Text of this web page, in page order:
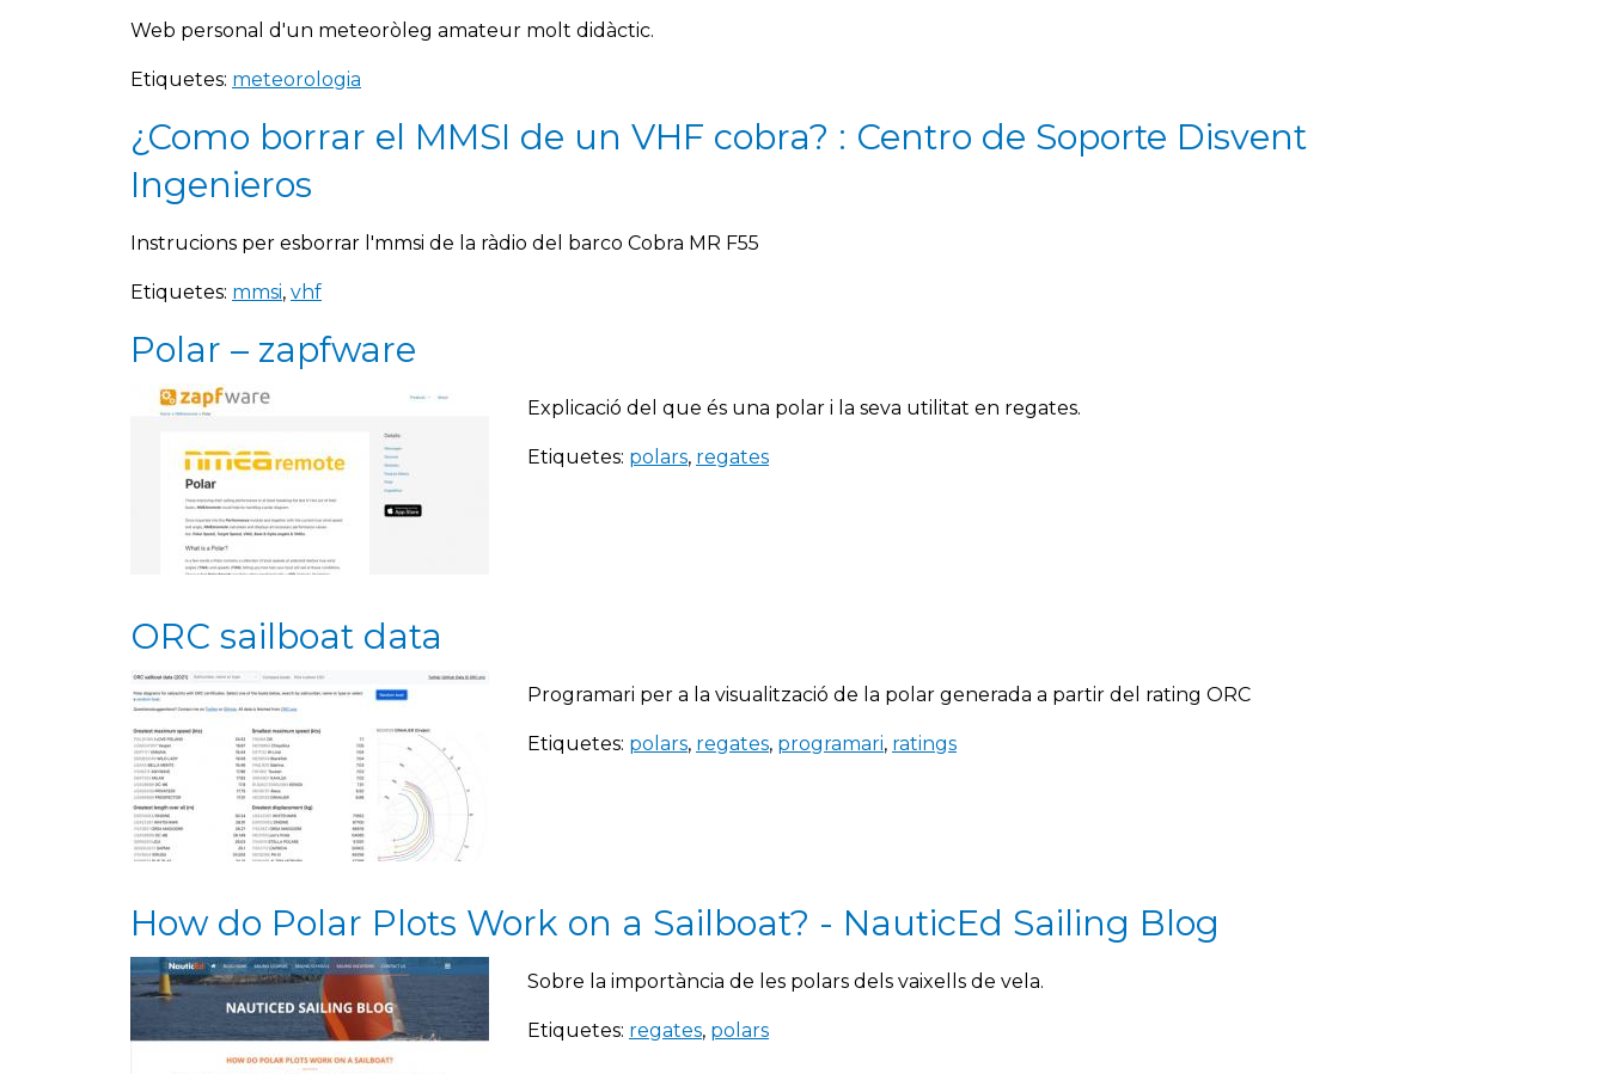
Web personal d'un meteoròleg amateur molt didàctic.
Etiquetes: meteorologia
¿Como borrar el MMSI de un VHF cobra? : Centro de Soporte Disvent
Ingenieros
Instrucions per esborrar l'mmsi de la ràdio del barco Cobra MR F55
Etiquetes: mmsi, vhf
Polar – zapfware
Explicació del que és una polar i la seva utilitat en regates.
Etiquetes: polars, regates
ORC sailboat data
Programari per a la visualització de la polar generada a partir del rating ORC
Etiquetes: polars, regates, programari, ratings
How do Polar Plots Work on a Sailboat? - NauticEd Sailing Blog
Sobre la importància de les polars dels vaixells de vela.
Etiquetes: regates, polars